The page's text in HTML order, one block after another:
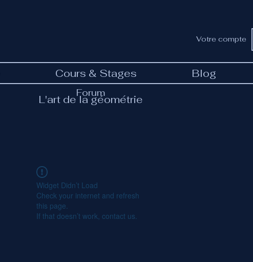
Votre compte
Cours & Stages Blog
Forum
L'art de la géométrie
Widget Didn’t Load
Check your internet and refresh
this page.
If that doesn’t work, contact us.